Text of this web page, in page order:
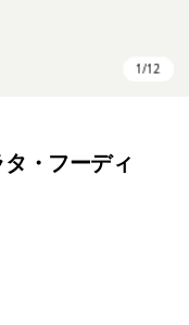
・フーディ